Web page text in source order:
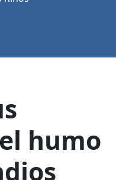
humo